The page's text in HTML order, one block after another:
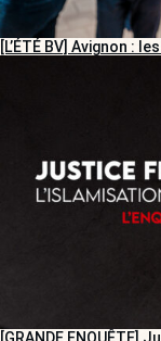
[L’ÉTÉ BV] Avignon :